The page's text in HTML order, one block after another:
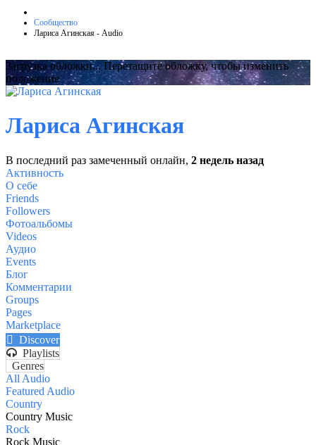
Сообщество
Лариса Агинская - Audio
Загрузка обложки... Перетащите обложку, чтобы изменить
положение
Лариса Агинская
В последний раз замеченный онлайн, 2 недель назад
Активность
О себе
Friends
Followers
Фотоальбомы
Videos
Аудио
Events
Блог
Комментарии
Groups
Pages
Marketplace
Discover
Playlists
Genres
All Audio
Featured Audio
Country
Country Music
Rock
Rock Music